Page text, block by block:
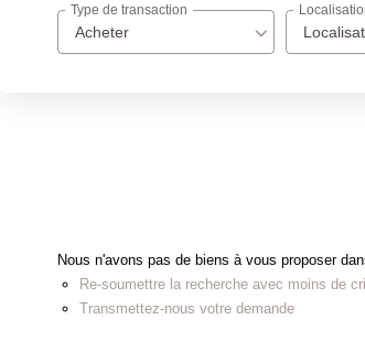
Acheter
Type de transaction
Nous n'avons pas de biens à vous proposer
Re-soumettre la recherche avec moins de
Transmettez-nous votre demande